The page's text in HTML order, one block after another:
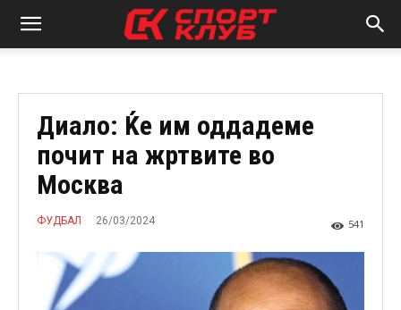
Диало: Ќе им оддадеме
почит на жртвите во
Москва
ФУДБАЛ 26/03/2024 541